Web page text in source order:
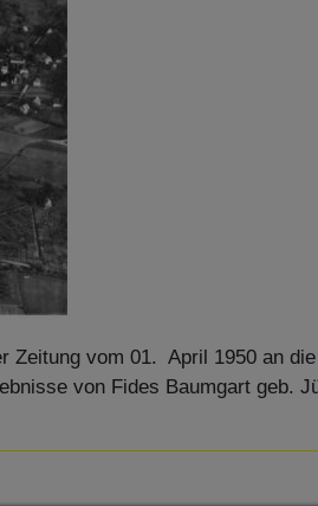
Zeitung vom 01. April 1950 an
von Fides Baumgart geb.